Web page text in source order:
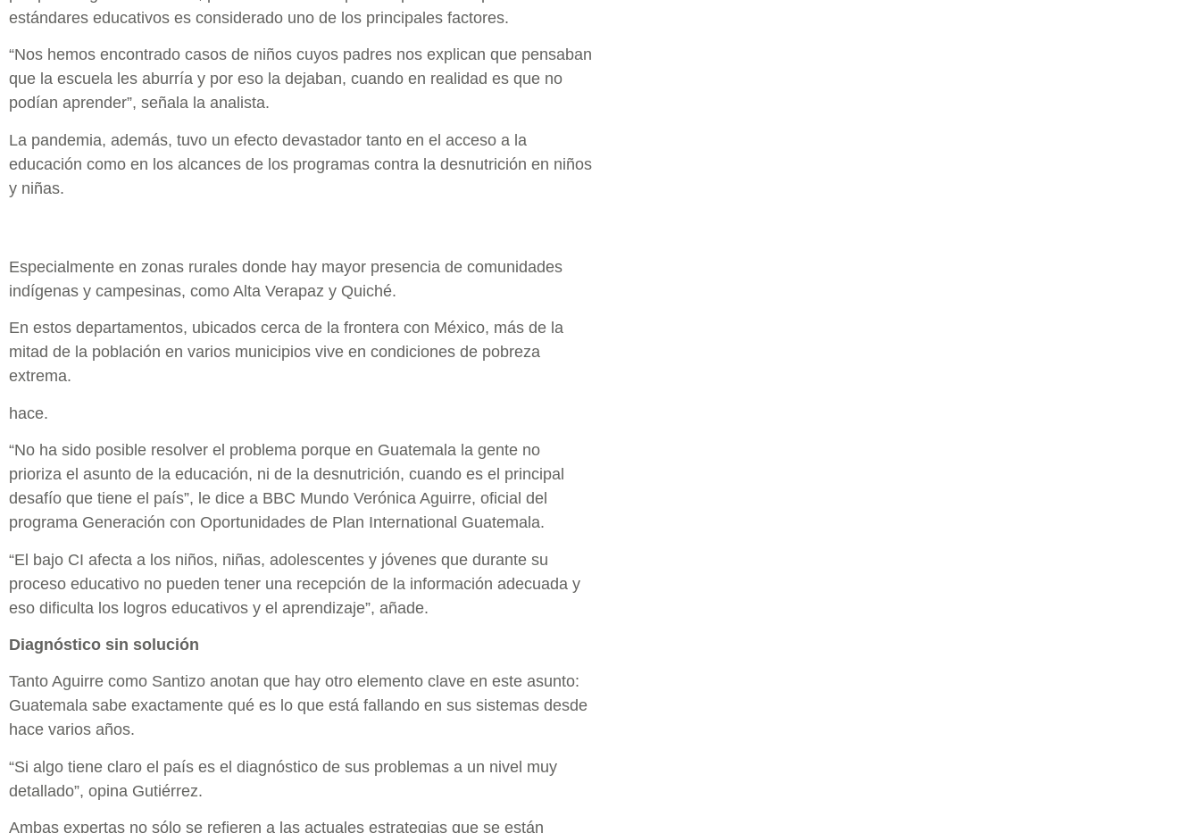
estándares educativos es considerado uno de los principales factores.
“Nos hemos encontrado casos de niños cuyos padres nos explican que pensaban
que la escuela les aburría y por eso la dejaban, cuando en realidad es que no
podían aprender”, señala la analista.
La pandemia, además, tuvo un efecto devastador tanto en el acceso a la
educación como en los alcances de los programas contra la desnutrición en niños
y niñas.
Especialmente en zonas rurales donde hay mayor presencia de comunidades
indígenas y campesinas, como Alta Verapaz y Quiché.
En estos departamentos, ubicados cerca de la frontera con México, más de la
mitad de la población en varios municipios vive en condiciones de pobreza
extrema.
hace.
“No ha sido posible resolver el problema porque en Guatemala la gente no
prioriza el asunto de la educación, ni de la desnutrición, cuando es el principal
desafío que tiene el país”, le dice a BBC Mundo Verónica Aguirre, oficial del
programa Generación con Oportunidades de Plan International Guatemala.
“El bajo CI afecta a los niños, niñas, adolescentes y jóvenes que durante su
proceso educativo no pueden tener una recepción de la información adecuada y
eso dificulta los logros educativos y el aprendizaje”, añade.
Diagnóstico sin solución
Tanto Aguirre como Santizo anotan que hay otro elemento clave en este asunto:
Guatemala sabe exactamente qué es lo que está fallando en sus sistemas desde
hace varios años.
“Si algo tiene claro el país es el diagnóstico de sus problemas a un nivel muy
detallado”, opina Gutiérrez.
Ambas expertas no sólo se refieren a las actuales estrategias que se están